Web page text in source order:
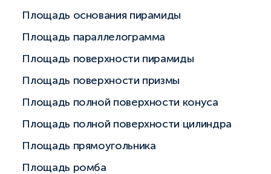
Площадь основания пирамиды
Площадь параллелограмма
Площадь поверхности пирамиды
Площадь поверхности призмы
Площадь полной поверхности конуса
Площадь полной поверхности цилиндра
Площадь прямоугольника
Площадь ромба